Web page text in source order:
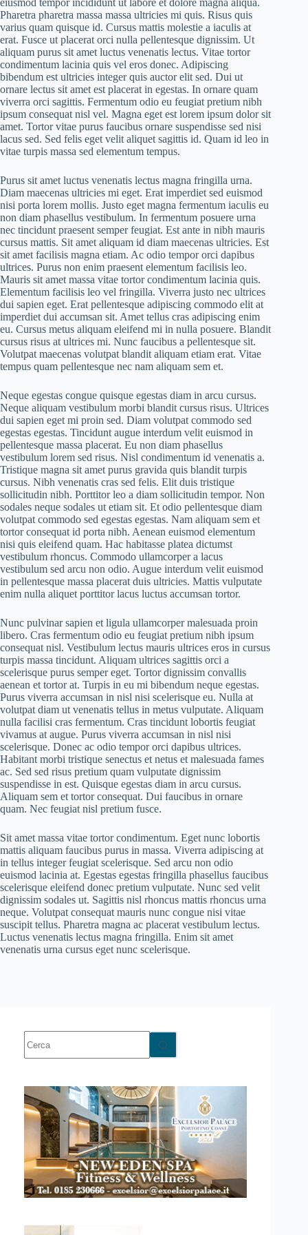
eiusmod tempor incididunt ut labore et dolore magna aliqua.
Pharetra pharetra massa massa ultricies mi quis. Risus quis
varius quam quisque id. Cursus mattis molestie a iaculis at
erat. Fusce ut placerat orci nulla pellentesque dignissim. Ut
aliquam purus sit amet luctus venenatis lectus. Vitae tortor
condimentum lacinia quis vel eros donec. Adipiscing
bibendum est ultricies integer quis auctor elit sed. Dui ut
ornare lectus sit amet est placerat in egestas. In ornare quam
viverra orci sagittis. Fermentum odio eu feugiat pretium nibh
ipsum consequat nisl vel. Magna eget est lorem ipsum dolor sit
amet. Tortor vitae purus faucibus ornare suspendisse sed nisi
lacus sed. Sed felis eget velit aliquet sagittis id. Quam id leo in
vitae turpis massa sed elementum tempus.
Purus sit amet luctus venenatis lectus magna fringilla urna.
Diam maecenas ultricies mi eget. Erat imperdiet sed euismod
nisi porta lorem mollis. Justo eget magna fermentum iaculis eu
non diam phasellus vestibulum. In fermentum posuere urna
nec tincidunt praesent semper feugiat. Est ante in nibh mauris
cursus mattis. Sit amet aliquam id diam maecenas ultricies. Est
sit amet facilisis magna etiam. Ac odio tempor orci dapibus
ultrices. Purus non enim praesent elementum facilisis leo.
Mauris sit amet massa vitae tortor condimentum lacinia quis.
Elementum facilisis leo vel fringilla. Viverra justo nec ultrices
dui sapien eget. Erat pellentesque adipiscing commodo elit at
imperdiet dui accumsan sit. Amet tellus cras adipiscing enim
eu. Cursus metus aliquam eleifend mi in nulla posuere. Blandit
cursus risus at ultrices mi. Nunc faucibus a pellentesque sit.
Volutpat maecenas volutpat blandit aliquam etiam erat. Vitae
tempus quam pellentesque nec nam aliquam sem et.
Neque egestas congue quisque egestas diam in arcu cursus.
Neque aliquam vestibulum morbi blandit cursus risus. Ultrices
dui sapien eget mi proin sed. Diam volutpat commodo sed
egestas egestas. Tincidunt augue interdum velit euismod in
pellentesque massa placerat. Eu non diam phasellus
vestibulum lorem sed risus. Nisl condimentum id venenatis a.
Tristique magna sit amet purus gravida quis blandit turpis
cursus. Nibh venenatis cras sed felis. Elit duis tristique
sollicitudin nibh. Porttitor leo a diam sollicitudin tempor. Non
sodales neque sodales ut etiam sit. Et odio pellentesque diam
volutpat commodo sed egestas egestas. Nam aliquam sem et
tortor consequat id porta nibh. Aenean euismod elementum
nisi quis eleifend quam. Hac habitasse platea dictumst
vestibulum rhoncus. Commodo ullamcorper a lacus
vestibulum sed arcu non odio. Augue interdum velit euismod
in pellentesque massa placerat duis ultricies. Mattis vulputate
enim nulla aliquet porttitor lacus luctus accumsan tortor.
Nunc pulvinar sapien et ligula ullamcorper malesuada proin
libero. Cras fermentum odio eu feugiat pretium nibh ipsum
consequat nisl. Vestibulum lectus mauris ultrices eros in cursus
turpis massa tincidunt. Aliquam ultrices sagittis orci a
scelerisque purus semper eget. Tortor dignissim convallis
aenean et tortor at. Turpis in eu mi bibendum neque egestas.
Purus viverra accumsan in nisl nisi scelerisque eu. Nulla at
volutpat diam ut venenatis tellus in metus vulputate. Aliquam
nulla facilisi cras fermentum. Cras tincidunt lobortis feugiat
vivamus at augue. Purus viverra accumsan in nisl nisi
scelerisque. Donec ac odio tempor orci dapibus ultrices.
Habitant morbi tristique senectus et netus et malesuada fames
ac. Sed sed risus pretium quam vulputate dignissim
suspendisse in est. Quisque egestas diam in arcu cursus.
Aliquam sem et tortor consequat. Dui faucibus in ornare
quam. Nec feugiat nisl pretium fusce.
Sit amet massa vitae tortor condimentum. Eget nunc lobortis
mattis aliquam faucibus purus in massa. Viverra adipiscing at
in tellus integer feugiat scelerisque. Sed arcu non odio
euismod lacinia at. Egestas egestas fringilla phasellus faucibus
scelerisque eleifend donec pretium vulputate. Nunc sed velit
dignissim sodales ut. Sagittis nisl rhoncus mattis rhoncus urna
neque. Volutpat consequat mauris nunc congue nisi vitae
suscipit tellus. Pharetra magna ac placerat vestibulum lectus.
Luctus venenatis lectus magna fringilla. Enim sit amet
venenatis urna cursus eget nunc scelerisque.
risultato